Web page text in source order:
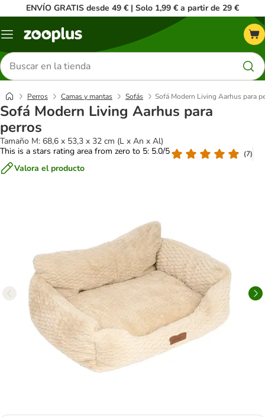
ENVÍO GRATIS desde 49 € | Solo 1,99 € a partir de 29 €
Menú
Buscar
productos
Perros Camas y mantas Sofás Sofá Modern Living Aarhus para
Sofá Modern Living Aarhus para
perros
Tamaño M: 68,6 x 53,3 x 32 cm (L x An x Al)
This is a stars rating area from zero to 5: 5.0/5
(7)
Valora el producto